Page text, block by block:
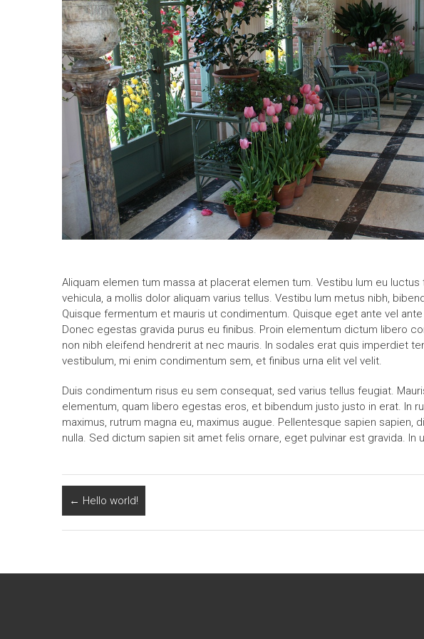
Aliquam elemen tum massa at placerat elemen tum. Vestibu lum eu
vehicula, a mollis dolor aliquam varius tellus. Vestibu lum metus nibh,
Quisque fermentum et mauris ut condimentum. Quisque eget ante vel
Donec egestas gravida purus eu finibus. Proin elementum dictum libero
non nibh eleifend hendrerit at nec mauris. In sodales erat quis imperdiet
vestibulum, mi enim condimentum sem, et finibus urna elit vel velit.
Duis condimentum risus eu sem consequat, sed varius tellus feugiat.
elementum, quam libero egestas eros, et bibendum justo justo in erat. In
maximus, rutrum magna eu, maximus augue. Pellentesque sapien sapien,
nulla. Sed dictum sapien sit amet felis ornare, eget pulvinar est gravida. In
← Hello world!